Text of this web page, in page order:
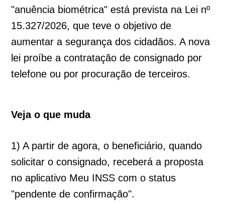
"anuência biométrica" está prevista na Lei nº
15.327/2026, que teve o objetivo de
aumentar a segurança dos cidadãos. A nova
lei proíbe a contratação de consignado por
telefone ou por procuração de terceiros.
Veja o que muda
1) A partir de agora, o beneficiário, quando
solicitar o consignado, receberá a proposta
no aplicativo Meu INSS com o status
"pendente de confirmação".